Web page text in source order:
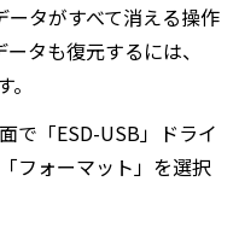
タがすべて消える操作
タも復元するには、
で「ESD-USB」ドライ
フォーマット」を選択